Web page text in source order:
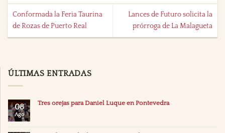
Conformada la Feria Taurina
de Rozas de Puerto Real
Lances de Futuro solicita la
prórroga de La Malagueta
ÚLTIMAS ENTRADAS
08
Ago
Tres orejas para Daniel Luque en Pontevedra